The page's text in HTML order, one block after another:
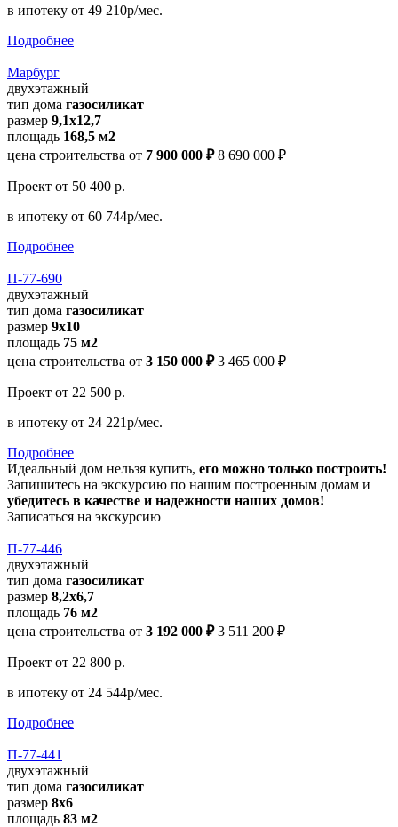
в ипотеку от 49 210р/мес.
Подробнее
Марбург
двухэтажный
тип дома газосиликат
размер 9,1х12,7
площадь 168,5 м2
цена строительства от 7 900 000 ₽ 8 690 000 ₽
Проект от 50 400 р.
в ипотеку от 60 744р/мес.
Подробнее
П-77-690
двухэтажный
тип дома газосиликат
размер 9x10
площадь 75 м2
цена строительства от 3 150 000 ₽ 3 465 000 ₽
Проект от 22 500 р.
в ипотеку от 24 221р/мес.
Подробнее
Идеальный дом нельзя купить, его можно только построить!
Запишитесь на экскурсию по нашим построенным домам и
убедитесь в качестве и надежности наших домов!
Записаться на экскурсию
П-77-446
двухэтажный
тип дома газосиликат
размер 8,2х6,7
площадь 76 м2
цена строительства от 3 192 000 ₽ 3 511 200 ₽
Проект от 22 800 р.
в ипотеку от 24 544р/мес.
Подробнее
П-77-441
двухэтажный
тип дома газосиликат
размер 8х6
площадь 83 м2